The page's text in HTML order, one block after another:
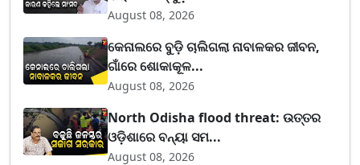
August 08, 2026
କେନାଲରେ ବୁଡ଼ି ଚାଲିଗଲା ନାବାଳକର ଜୀବନ,
ଗାଁରେ ଶୋକାକୂଳ...
August 08, 2026
North Odisha flood threat: ଉତ୍ତର
ଓଡ଼ିଶାରେ ବନ୍ୟା ସମ...
August 08, 2026